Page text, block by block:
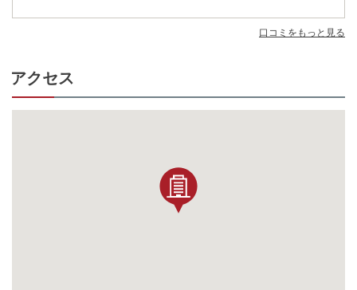
口コミをもっと見る
アクセス